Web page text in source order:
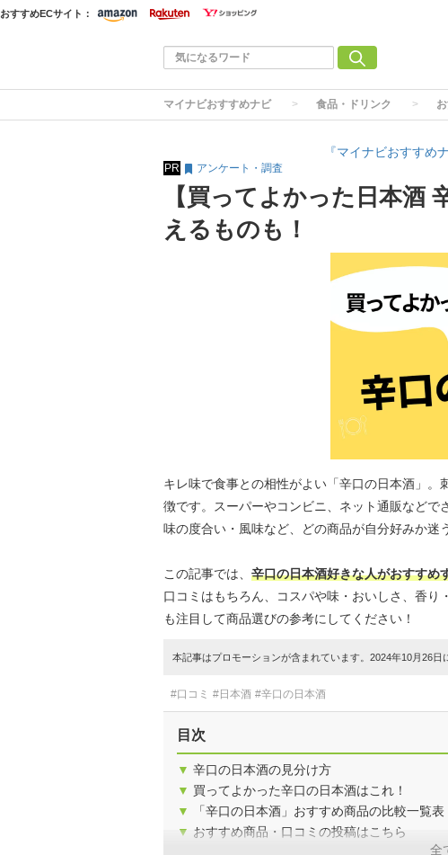
おすすめECサイト：
マイナビおすすめナビ 食品・ドリンク
『マイナビおすすめ
PR アンケート・調査
【買ってよかった日本酒
えるものも！
キレ味で食事との相性がよい「辛口の日本酒」
徴です。スーパーやコンビニ、ネット通販など
味の度合い・風味など、どの商品が自分好みか迷
この記事では、 辛口の日本酒好きな人がおすすめ
口コミはもちろん、コスパや味・おいしさ、香
も注目して商品選びの参考にしてください！
本記事はプロモーションが含まれています。2024年10月26日
#口コミ #日本酒 #辛口の日本酒
目次
▼ 辛口の日本酒の見分け方
▼ 買ってよかった辛口の日本酒はこれ！
▼
「辛口の日本酒」おすすめ商品の比較一覧表
▼ おすすめ商品・口コミの投稿はこちら
全